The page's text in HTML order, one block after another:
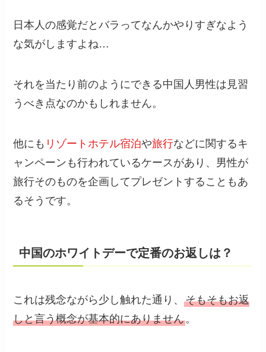
日本人の感覚だとバラってなんかやりすぎなよう
な気がしますよね…
それを当たり前のようにできる中国人男性は見習
うべき点なのかもしれません。
他にも リゾートホテル宿泊や旅行などに関するキ
ャンペーンも行われているケースがあり、男性が
旅行そのものを企画してプレゼントすることもあ
るそうです。
中国のホワイトデーで定番のお返しは？
これは残念ながら少し触れた通り、そもそもお返
しと言う概念が基本的にありません。